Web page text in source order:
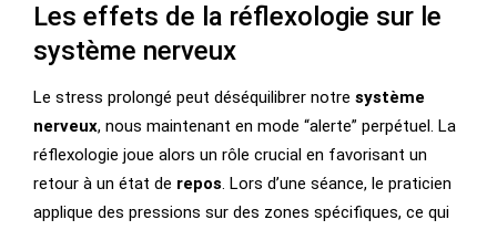
Les effets de la réflexologie sur le
système nerveux
Le stress prolongé peut déséquilibrer notre système
nerveux, nous maintenant en mode “alerte” perpétuel. La
réflexologie joue alors un rôle crucial en favorisant un
retour à un état de repos. Lors d’une séance, le praticien
applique des pressions sur des zones spécifiques, ce qui